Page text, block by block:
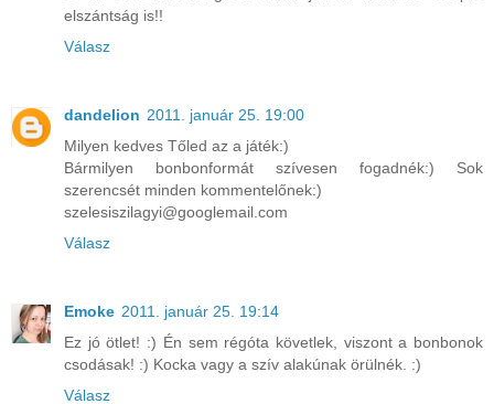
elszántság is!!
Válasz
dandelion 2011. január 25. 19:00
Milyen kedves Tőled az a játék:)
Bármilyen bonbonformát szívesen fogadnék:) Sok
szerencsét minden kommentelőnek:)
szelesiszilagyi@googlemail.com
Válasz
Emoke 2011. január 25. 19:14
Ez jó ötlet! :) Én sem régóta követlek, viszont a bonbonok
csodásak! :) Kocka vagy a szív alakúnak örülnék. :)
Válasz